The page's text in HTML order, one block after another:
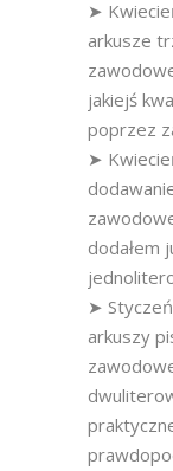
➤
arkusze
jakiejś
poprzez
➤
dodałem
➤
arkuszy